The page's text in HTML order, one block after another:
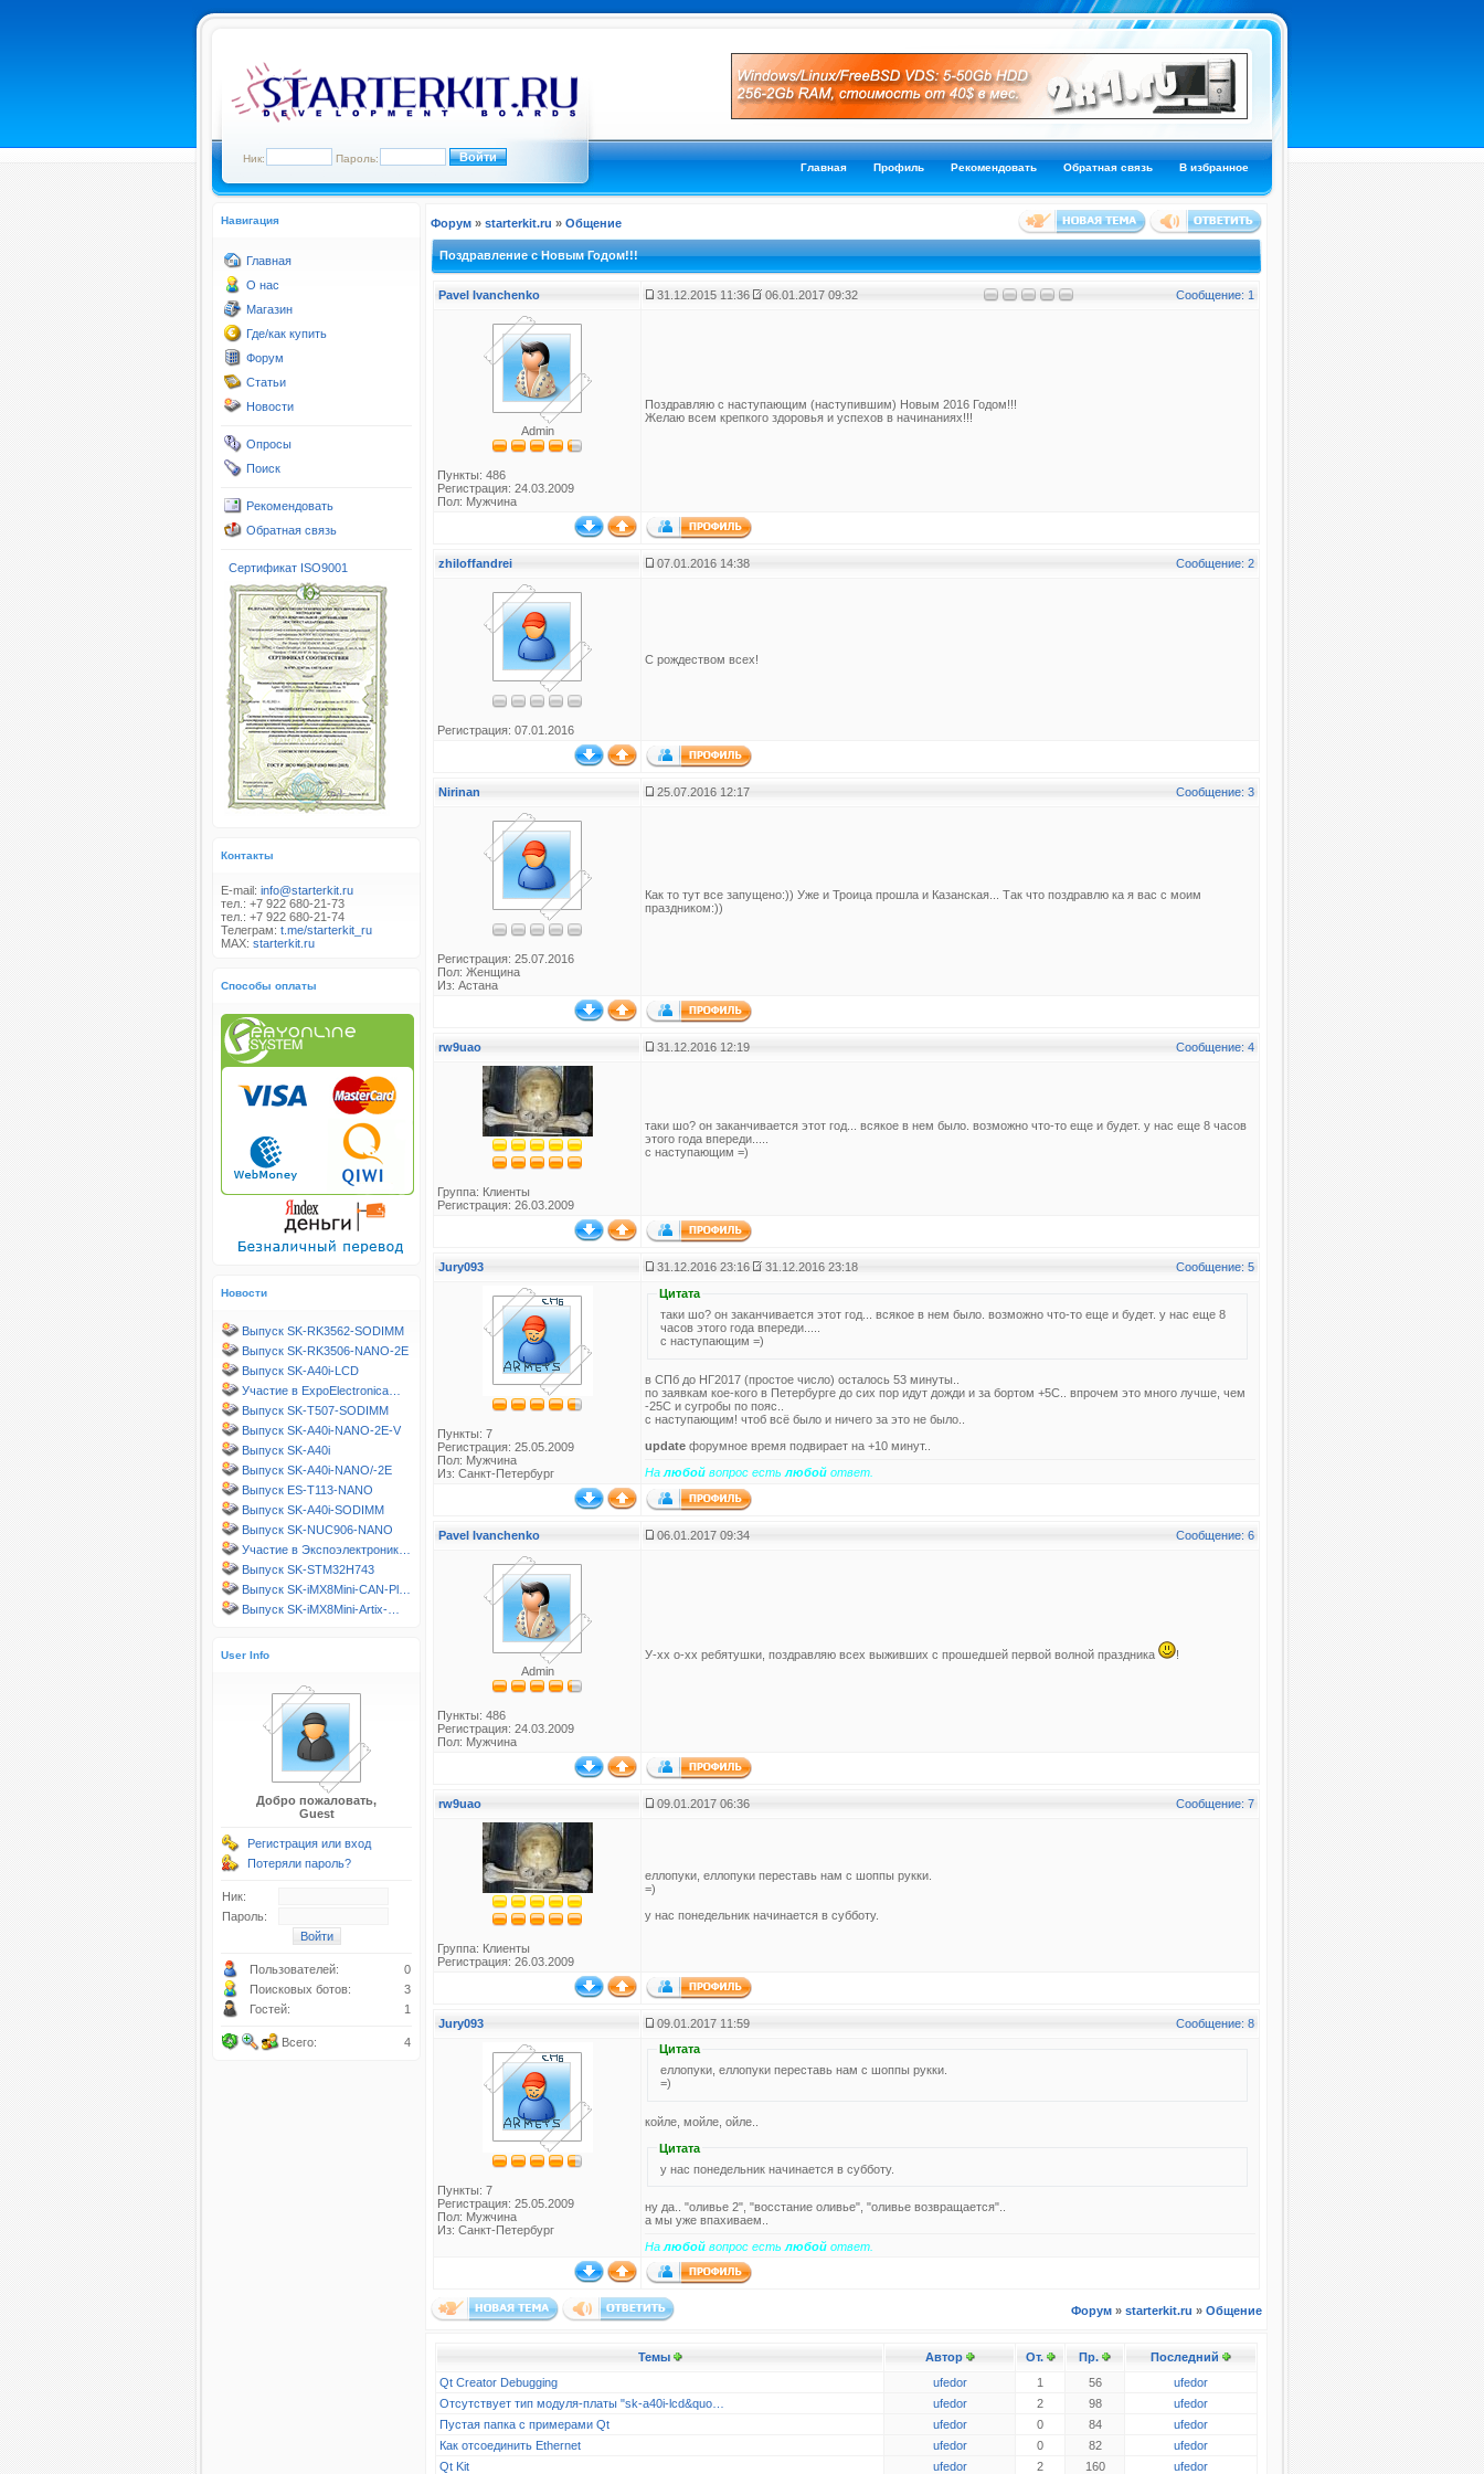
Ник: Пароль:
Главная Профиль Рекомендовать Обратная связь В избранное
Навигация
Главная
О нас
Магазин
Где/как купить
Форум
Статьи
Новости
Опросы
Поиск
Рекомендовать
Обратная связь
Сертификат ISO9001
Контакты
E-mail: info@starterkit.ru
тел.: +7 922 680-21-73
тел.: +7 922 680-21-74
Телеграм: t.me/starterkit_ru
MAX: starterkit.ru
Способы оплаты
Новости
Выпуск SK-RK3562-SODIMM
Выпуск SK-RK3506-NANO-2E
Выпуск SK-A40i-LCD
Участие в ExpoElectronica…
Выпуск SK-T507-SODIMM
Выпуск SK-A40i-NANO-2E-V
Выпуск SK-A40i
Выпуск SK-A40i-NANO/-2E
Выпуск ES-T113-NANO
Выпуск SK-A40i-SODIMM
Выпуск SK-NUC906-NANO
Участие в Экспоэлектроник…
Выпуск SK-STM32H743
Выпуск SK-iMX8Mini-CAN-Pl…
Выпуск SK-iMX8Mini-Artix-…
User Info
Добро пожаловать,
Guest
Регистрация или вход
Потеряли пароль?
Ник:
Пароль:
Пользователей:
0
Поисковых ботов:
3
Гостей:
1
Всего: 4
Форум » starterkit.ru » Общение
Поздравление с Новым Годом!!!
Pavel Ivanchenko 31.12.2015 11:36 06.01.2017 09:32 Сообщение: 1
Admin
Пункты: 486
Регистрация: 24.03.2009
Пол: Мужчина
Поздравляю с наступающим (наступившим) Новым 2016 Годом!!!
Желаю всем крепкого здоровья и успехов в начинаниях!!!
zhiloffandrei 07.01.2016 14:38 Сообщение: 2
Регистрация: 07.01.2016
С рождеством всех!
Nirinan 25.07.2016 12:17 Сообщение: 3
Регистрация: 25.07.2016
Пол: Женщина
Из: Астана
Как то тут все запущено:)) Уже и Троица прошла и Казанская... Так что поздравлю ка я вас с моим
праздником:))
rw9uao 31.12.2016 12:19 Сообщение: 4
Группа: Клиенты
Регистрация: 26.03.2009
таки шо? он заканчивается этот год... всякое в нем было. возможно что-то еще и будет. у нас еще 8 часов
этого года впереди.....
с наступающим =)
Jury093 31.12.2016 23:16 31.12.2016 23:18 Сообщение: 5
Пункты: 7
Регистрация: 25.05.2009
Пол: Мужчина
Из: Санкт-Петербург
Цитата
таки шо? он заканчивается этот год... всякое в нем было. возможно что-то еще и будет. у нас еще 8
часов этого года впереди.....
с наступающим =)
в СПб до НГ2017 (простое число) осталось 53 минуты..
по заявкам кое-кого в Петербурге до сих пор идут дожди и за бортом +5С.. впрочем это много лучше, чем
-25С и сугробы по пояс..
с наступающим! чтоб всё было и ничего за это не было..
update форумное время подвирает на +10 минут..
На любой вопрос есть любой ответ.
Pavel Ivanchenko 06.01.2017 09:34 Сообщение: 6
Admin
Пункты: 486
Регистрация: 24.03.2009
Пол: Мужчина
У-хх о-хх ребятушки, поздравляю всех выживших с прошедшей первой волной праздника !
rw9uao 09.01.2017 06:36 Сообщение: 7
Группа: Клиенты
Регистрация: 26.03.2009
еллопуки, еллопуки переставь нам с шоппы рукки.
=)
у нас понедельник начинается в субботу.
Jury093 09.01.2017 11:59 Сообщение: 8
Пункты: 7
Регистрация: 25.05.2009
Пол: Мужчина
Из: Санкт-Петербург
Цитата
еллопуки, еллопуки переставь нам с шоппы рукки.
=)
койле, мойле, ойле..
Цитата
у нас понедельник начинается в субботу.
ну да.. "оливье 2", "восстание оливье", "оливье возвращается"..
а мы уже впахиваем..
На любой вопрос есть любой ответ.
Форум » starterkit.ru » Общение
Темы Автор От. Пр.
Последний
Qt Creator Debugging
ufedor 1 56
ufedor
Отсутствует тип модуля-платы "sk-a40i-lcd&quo…
ufedor 2 98
ufedor
Пустая папка с примерами Qt
ufedor 0 84
ufedor
Как отсоединить Ethernet
ufedor 0 82
ufedor
Qt Kit
ufedor 2 160 ufedor